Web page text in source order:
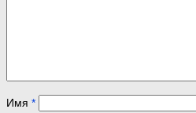
Имя *